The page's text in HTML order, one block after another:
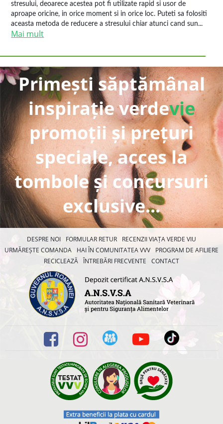
stresului, deoarece acestea pot fi utilizate rapid si usor de
aproape oricine, in orice moment si in orice loc. Puteti sa folositi
aceasta metoda de reducere a stresului chiar atunci cand sun...
Mai mult
Primești săptămânal
inspirație verdevie
promoții și prețuri
speciale, acces la
tombole și concursuri
exclusive...
DESPRE NOI FORMULAR RETUR
RECENZII VIAȚA VERDE VIU
URMĂREȘTE COMANDA
HAI ÎN COMUNITATEA VVV
PROGRAM DE AFILIERE
RECICLEAZĂ ÎNTREBĂRI FRECVENTE CONTACT